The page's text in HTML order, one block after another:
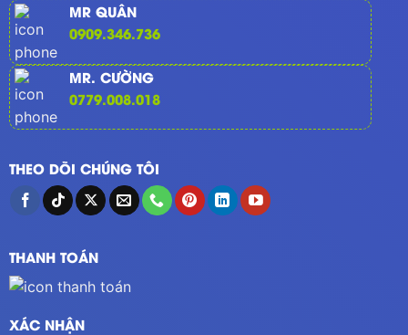
MR QUÂN
0909.346.736
MR. CƯỜNG
0779.008.018
THEO DÕI CHÚNG TÔI
THANH TOÁN
XÁC NHẬN